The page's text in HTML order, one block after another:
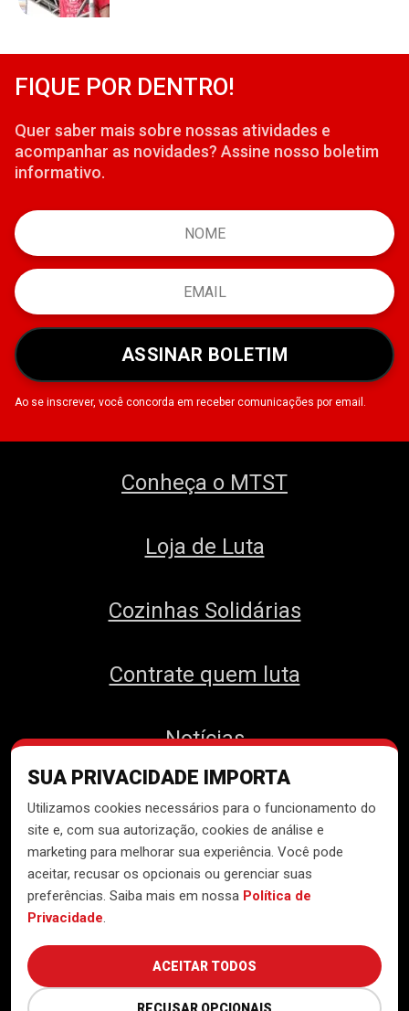
SUA PRIVACIDADE IMPORTA
Utilizamos cookies necessários para o funcionamento do
site e, com sua autorização, cookies de análise e
marketing para melhorar sua experiência. Você pode
aceitar, recusar os opcionais ou gerenciar suas
preferências. Saiba mais em nossa Política de
Privacidade.
ACEITAR TODOS
RECUSAR OPCIONAIS
FIQUE POR DENTRO!
Quer saber mais sobre nossas atividades e
acompanhar as novidades? Assine nosso boletim
informativo.
ASSINAR BOLETIM
Ao se inscrever, você concorda em receber comunicações por email.
Conheça o MTST
Loja de Luta
Cozinhas Solidárias
Contrate quem luta
Notícias
Contato
Desenvolvido peloNúcleo de
Tecnologia do MTST